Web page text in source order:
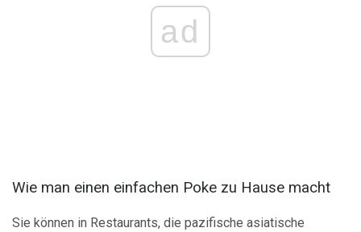
ad
Wie man einen einfachen Poke zu Hause macht
Sie können in Restaurants, die pazifische asiatische